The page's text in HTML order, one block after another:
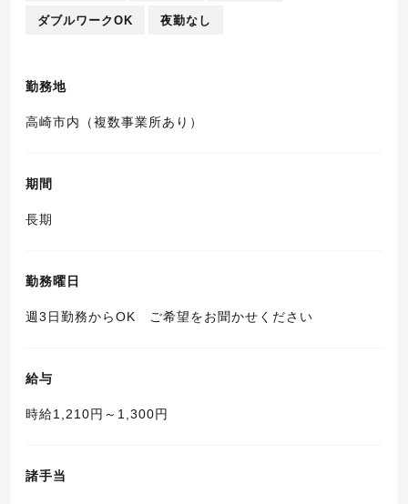
ダブルワークOK 夜勤なし
勤務地
高崎市内（複数事業所あり）
期間
長期
勤務曜日
週3日勤務からOK ご希望をお聞かせください
給与
時給1,210円～1,300円
諸手当